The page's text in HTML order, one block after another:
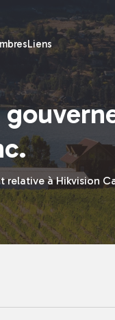
Liens
relative à Hikvision